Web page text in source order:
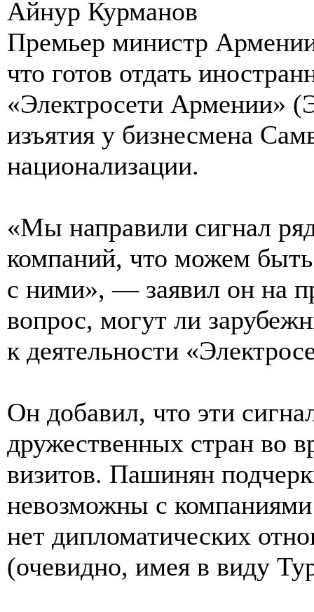
Айнур Курманов
Премьер министр
что готов отдать
«Электросети Армении»
изъятия у бизнесмена
национализации.
«Мы направили сигнал
компаний, что можем быть
с ними», — заявил он на
вопрос, могут ли
к деятельности
Он добавил, что эти
дружественных стран во
визитов. Пашинян
невозможны с
нет дипломатических
(очевидно, имея в виду